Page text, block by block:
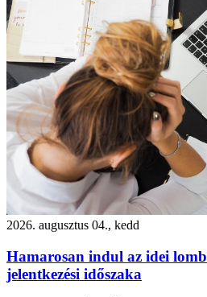
2026. augusztus 04., kedd
Hamarosan indul az idei
jelentkezési időszaka